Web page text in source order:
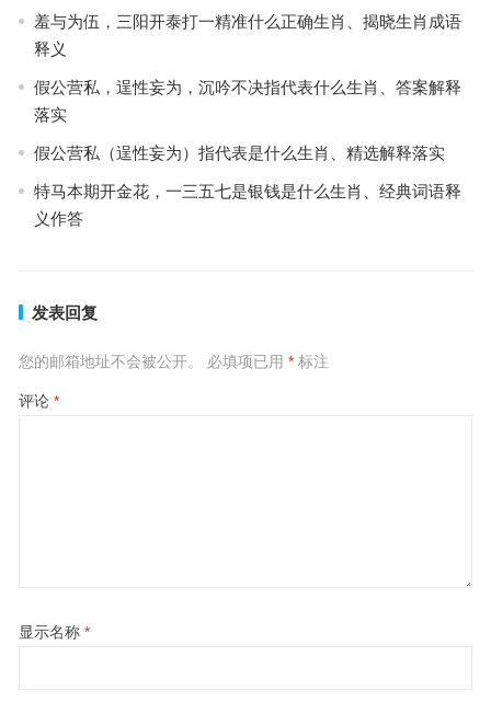
羞与为伍，三阳开泰打一精准什么正确生肖、揭晓生肖成语
释义
假公营私，逞性妄为，沉吟不决指代表什么生肖、答案解释
落实
假公营私（逞性妄为）指代表是什么生肖、精选解释落实
特马本期开金花，一三五七是银钱是什么生肖、经典词语释
义作答
发表回复
您的邮箱地址不会被公开。 必填项已用 *标注
评论 *
显示名称 *